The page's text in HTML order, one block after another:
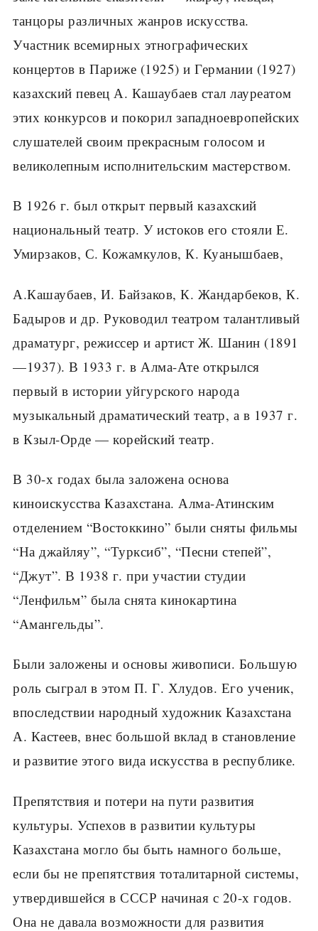
танцоры различных жанров искусства.
Участник всемирных этнографических
концертов в Париже (1925) и Германии (1927)
казахский певец А. Кашаубаев стал лауреатом
этих конкурсов и покорил западноевропейских
слушателей своим прекрасным голосом и
великолепным исполнительским мастерством.
В 1926 г. был открыт первый казахский
национальный театр. У истоков его стояли Е.
Умирзаков, С. Кожамкулов, К. Куанышбаев,
А.Кашаубаев, И. Байзаков, К. Жандарбеков, К.
Бадыров и др. Руководил театром талантливый
драматург, режиссер и артист Ж. Шанин (1891
—1937). В 1933 г. в Алма-Ате открылся
первый в истории уйгурского народа
музыкальный драматический театр, а в 1937 г.
в Кзыл-Орде — корейский театр.
В 30-х годах была заложена основа
киноискусства Казахстана. Алма-Атинским
отделением “Востоккино” были сняты фильмы
“На джайляу”, “Турксиб”, “Песни степей”,
“Джут”. В 1938 г. при участии студии
“Ленфильм” была снята кинокартина
“Амангельды”.
Были заложены и основы живописи. Большую
роль сыграл в этом П. Г. Хлудов. Его ученик,
впоследствии народный художник Казахстана
А. Кастеев, внес большой вклад в становление
и развитие этого вида искусства в республике.
Препятствия и потери на пути развития
культуры. Успехов в развитии культуры
Казахстана могло бы быть намного больше,
если бы не препятствия тоталитарной системы,
утвердившейся в СССР начиная с 20-х годов.
Она не давала возможности для развития